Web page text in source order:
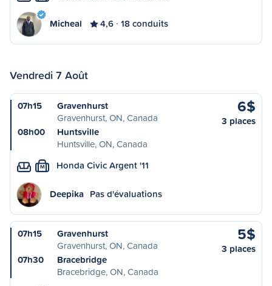
Micheal 4,6 18 conduits
Vendredi 7 Août
07h15
Gravenhurst
Gravenhurst, ON, Canada
08h00
Huntsville
Huntsville, ON, Canada
6$
3 places
M Honda Civic Argent '11
Deepika Pas d'évaluations
07h15
Gravenhurst
Gravenhurst, ON, Canada
07h30
Bracebridge
Bracebridge, ON, Canada
5$
3 places